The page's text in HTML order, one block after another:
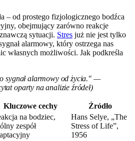
– od prostego fizjologicznego bodźca
obejmujący zarówno reakcje
sytuacji. Stres już nie jest tylko
alarmowy, który ostrzega nas
własnych możliwości. Jak podkreśla
sygnał alarmowy od życia." —
oparty na analizie źródeł)
Kluczowe cechy Źródło
na bodziec,
zespół
Hans Selye, „The
Stress of Life”,
1956